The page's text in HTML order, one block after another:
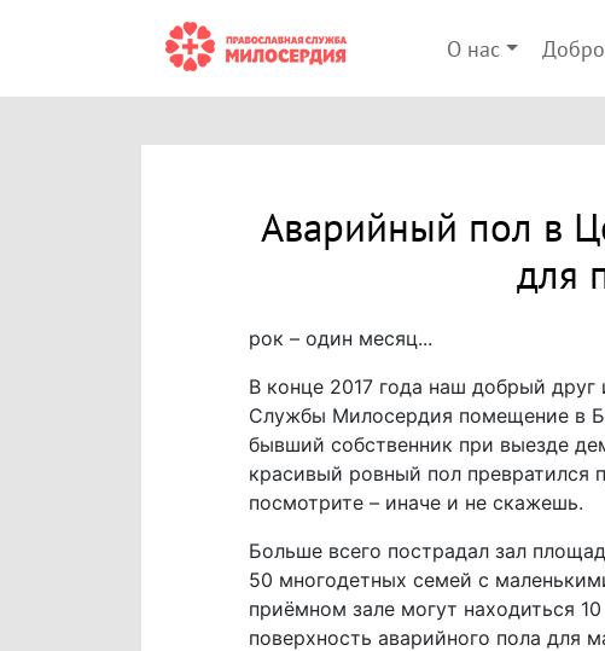
О нас
Аварийный пол в
для
рок – один месяц...
В конце 2017 года наш добрый
Службы Милосердия помещение в
бывший собственник при выезде
красивый ровный пол превратился
посмотрите – иначе и не скажешь.
Больше всего пострадал зал
50 многодетных семей с
приёмном зале могут находиться
поверхность аварийного пола для